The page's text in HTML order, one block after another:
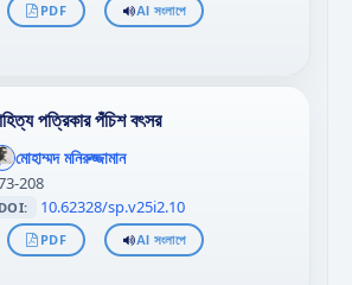
PDF AI সংলাপে
পত্রিকার পঁচিশ বৎসর
মোহাম্মদ মনিরুজ্জামান
208
DOI: 10.62328/sp.v25i2.10
PDF AI সংলাপে